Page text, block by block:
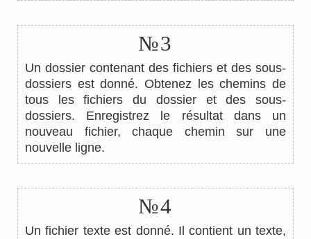
№3
Un dossier contenant des fichiers et des sous-
dossiers est donné. Obtenez les chemins de
tous les fichiers du dossier et des sous-
dossiers. Enregistrez le résultat dans un
nouveau fichier, chaque chemin sur une
nouvelle ligne.
№4
Un fichier texte est donné. Il contient un texte,